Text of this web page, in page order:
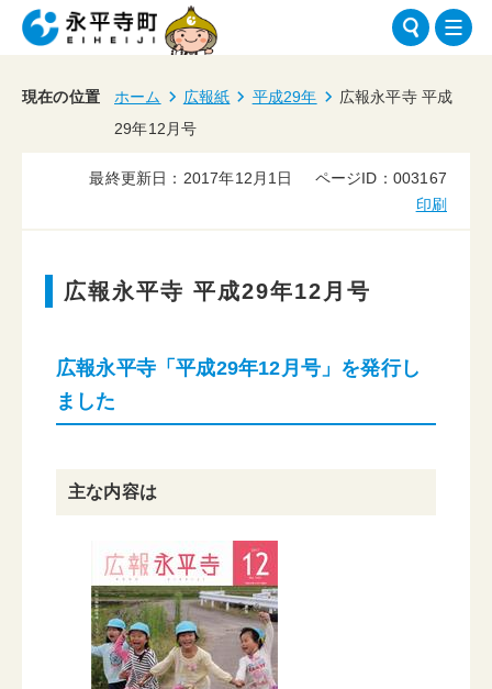
現在の位置 ホーム 広報紙 平成29年
広報永平寺 平成
29年12月号
最終更新日：2017年12月1日
ページID：003167
印刷
広報永平寺 平成29年12月号
広報永平寺「平成29年12月号」を発行し
ました
主な内容は